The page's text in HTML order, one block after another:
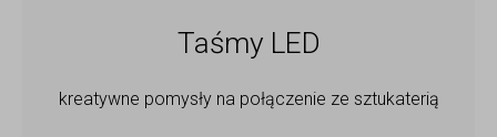
Taśmy LED
kreatywne pomysły na połączenie ze sztukaterią